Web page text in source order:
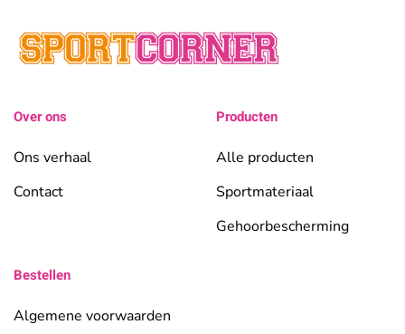
Over ons
Ons verhaal
Contact
Producten
Alle producten
Sportmateriaal
Gehoorbescherming
Bestellen
Algemene voorwaarden